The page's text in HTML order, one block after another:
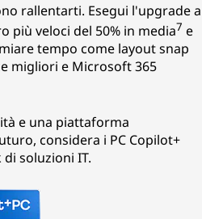
rallentarti. Esegui l'upgrade a
più veloci del 50% in media7 e
tempo come layout snap
migliori e Microsoft 365
e una piattaforma
considera i PC Copilot+
soluzioni IT.